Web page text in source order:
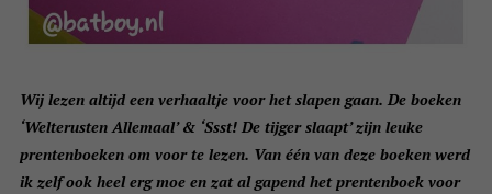
Wij lezen altijd een verhaaltje voor het slapen gaan. De boeken
‘Welterusten Allemaal’ & ‘Ssst! De tijger slaapt’ zijn leuke
prentenboeken om voor te lezen. Van één van deze boeken werd
ik zelf ook heel erg moe en zat al gapend het prentenboek voor